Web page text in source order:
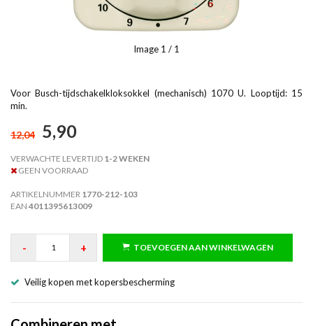
Image 1 / 1
Voor Busch-tijdschakelkloksokkel (mechanisch) 1070 U. Looptijd: 15
min.
12,04 5,90
VERWACHTE LEVERTIJD 1-2 WEKEN
GEEN VOORRAAD
ARTIKELNUMMER 1770-212-103
EAN 4011395613009
- + TOEVOEGEN AAN WINKELWAGEN
Veilig kopen met kopersbescherming